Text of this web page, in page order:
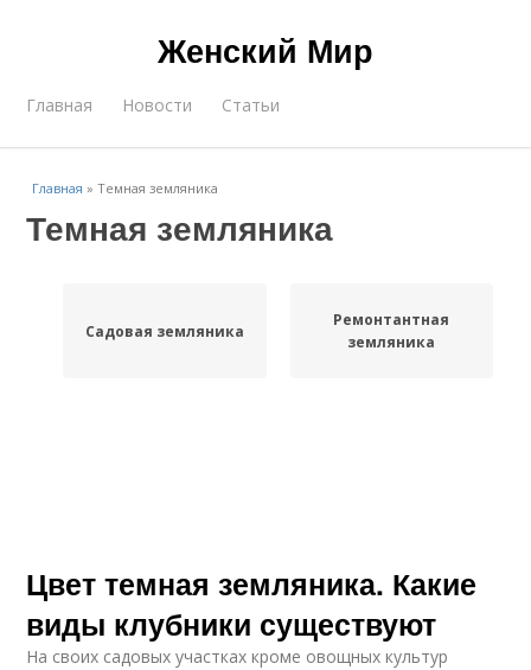
Женский Мир
Главная Новости Статьи
Главная »Темная земляника
Темная земляника
Садовая земляника
Ремонтантная
земляника
Цвет темная земляника. Какие
виды клубники существуют
На своих садовых участках кроме овощных культур